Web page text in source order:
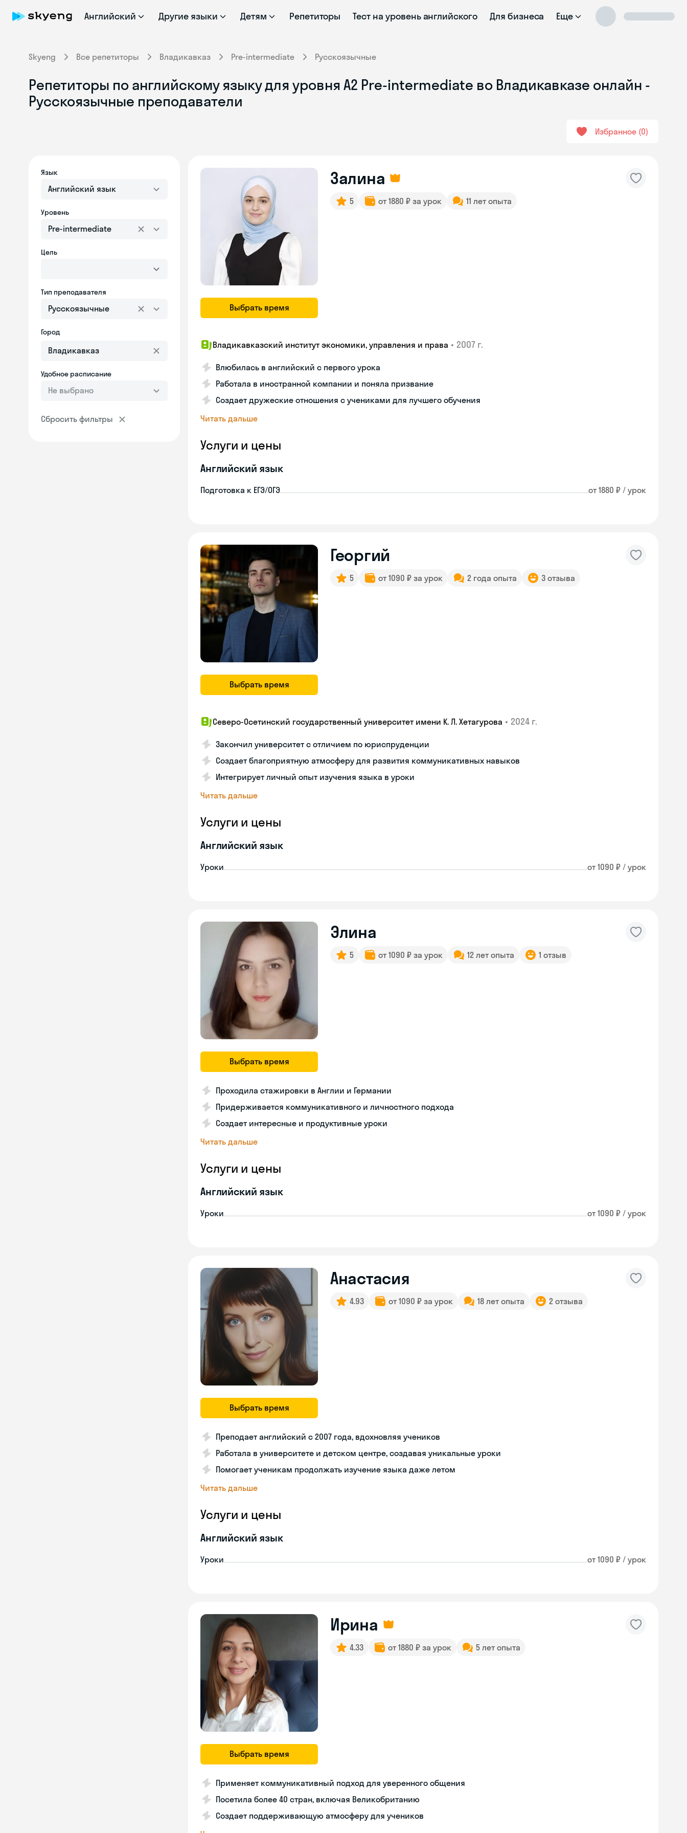
Английский Другие языки Детям Репетиторы Тест на уровень английского Для бизнеса Еще
Skyeng Все репетиторы Владикавказ Pre-intermediate Русскоязычные
Репетиторы по английскому языку для уровня A2 Pre-intermediate во Владикавказе онлайн -
Русскоязычные преподаватели
Избранное 0
Язык
Английский язык
Уровень
Pre-intermediate
Цель
Тип преподавателя
Русскоязычные
Город
Удобное расписание
Не выбрано
Сбросить фильтры
Выбрать время
Залина
5 от 1880 ₽ за урок 11 лет опыта
Владикавказский институт экономики, управления и права • 2007 г.
Влюбилась в английский с первого урока
Работала в иностранной компании и поняла призвание
Создает дружеские отношения с учениками для лучшего обучения
Читать дальше
Услуги и цены
Английский язык
Подготовка к ЕГЭ/ОГЭ от 1880 ₽ / урок
Выбрать время
Георгий
5 от 1090 ₽ за урок 2 года опыта 3 отзыва
Северо-Осетинский государственный университет имени К. Л. Хетагурова • 2024 г.
Закончил университет с отличием по юриспруденции
Создает благоприятную атмосферу для развития коммуникативных навыков
Интегрирует личный опыт изучения языка в уроки
Читать дальше
Услуги и цены
Английский язык
Уроки от 1090 ₽ / урок
Выбрать время
Элина
5 от 1090 ₽ за урок 12 лет опыта 1 отзыв
Проходила стажировки в Англии и Германии
Придерживается коммуникативного и личностного подхода
Создает интересные и продуктивные уроки
Читать дальше
Услуги и цены
Английский язык
Уроки от 1090 ₽ / урок
Выбрать время
Анастасия
4.93 от 1090 ₽ за урок 18 лет опыта 2 отзыва
Преподает английский с 2007 года, вдохновляя учеников
Работала в университете и детском центре, создавая уникальные уроки
Помогает ученикам продолжать изучение языка даже летом
Читать дальше
Услуги и цены
Английский язык
Уроки от 1090 ₽ / урок
Выбрать время
Ирина
4.33 от 1880 ₽ за урок 5 лет опыта
Применяет коммуникативный подход для уверенного общения
Посетила более 40 стран, включая Великобританию
Создает поддерживающую атмосферу для учеников